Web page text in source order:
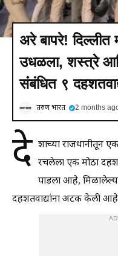
अरे बापरे! दिल्लीत
उधळला, शस्त्रे
संंबंधित ९
तरुण भारत 2 months
दे शाच्या राजधानीतून
रचलेला एक मोठा
पाडला आहे,
दहशतवाद्यांना अटक केली